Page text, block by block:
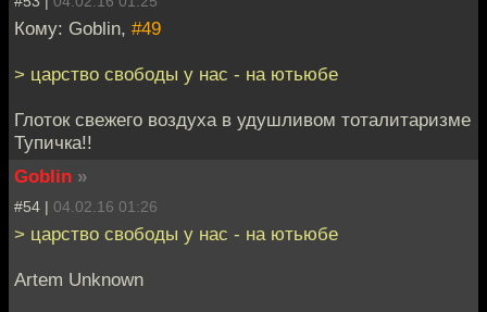
Кому: Goblin, #49
> царство свободы у нас - на ютьюбе
Глоток свежего воздуха в удушливом тоталитаризме
Тупичка!!
Goblin »
#54 | 04.02.16 01:26
> царство свободы у нас - на ютьюбе
Artem Unknown